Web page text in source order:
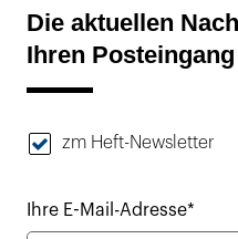
Die aktuellen
Ihren Posteingang
zm Heft-Newsletter
Ihre E-Mail-Adresse*